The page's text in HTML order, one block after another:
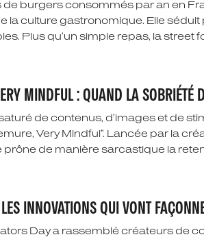
de burgers consommés par an en
la culture gastronomique. Elle
Plus qu’un simple repas, la street
MINDFUL : QUAND LA SOBRIÉTÉ
de contenus, d’images et de
Very Mindful”. Lancée par la
prône de manière sarcastique la
INNOVATIONS QUI VONT
Day a rassemblé créateurs de